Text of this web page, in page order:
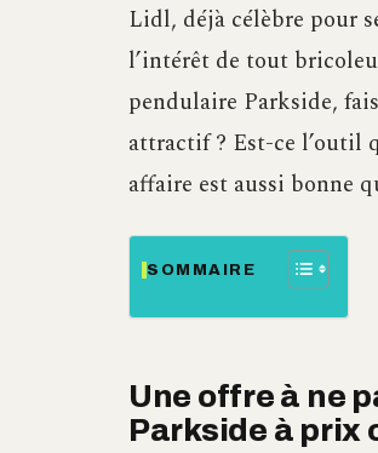
Lidl, déjà célèbre pour
l’intérêt de tout
pendulaire Parkside,
attractif ? Est-ce l’outil
affaire est aussi bonne
SOMMAIRE
Une offre à ne
Parkside à prix